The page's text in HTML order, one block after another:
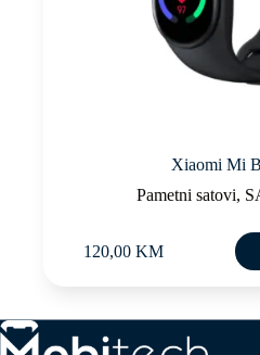
Xiaomi Mi
Pametni satovi,
120,00 KM